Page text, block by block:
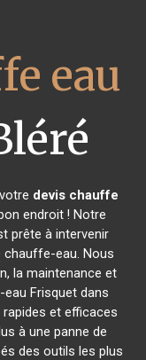
eau
devis chauffe
endroit ! Notre
prête à intervenir
eau. Nous
la maintenance et
Frisquet dans
et efficaces
à une panne de
des outils les plus